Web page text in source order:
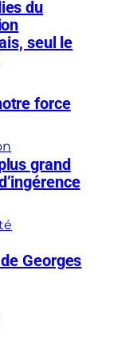
du
seul le
force
grand
Georges